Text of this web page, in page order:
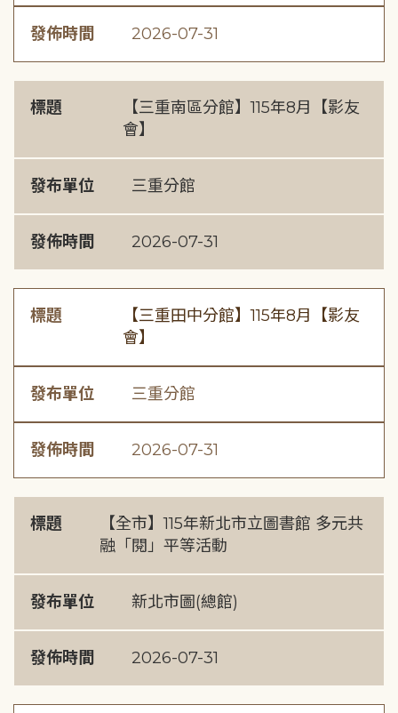
發佈時間 2026-07-31
標題
【三重南區分館】115年8月【影友
會】
發布單位 三重分館
發佈時間 2026-07-31
標題
【三重田中分館】115年8月【影友
會】
發布單位 三重分館
發佈時間 2026-07-31
標題
【全市】115年新北市立圖書館 多元共
融「閱」平等活動
發布單位 新北市圖(總館)
發佈時間 2026-07-31